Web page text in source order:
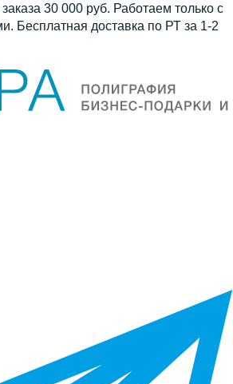
30 000 руб. Работаем только с
Бесплатная доставка по РТ за 1-2